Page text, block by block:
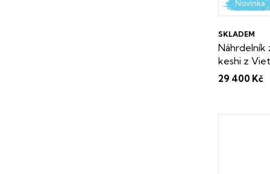
Novinka
Náhrdelník
keshi z
certifikát o
SKLADEM
29 400 Kč